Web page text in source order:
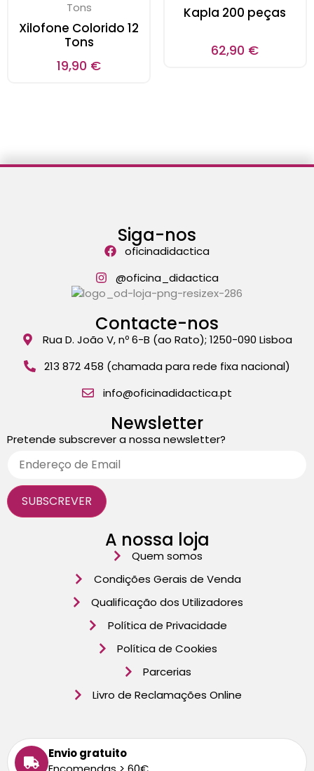
Xilofone Colorido 12
Tons
19,90 €
Kapla 200 peças
62,90 €
Siga-nos
oficinadidactica
@oficina_didactica
Contacte-nos
Rua D. João V, nº 6-B (ao Rato); 1250-090 Lisboa
213 872 458 (chamada para rede fixa nacional)
info@oficinadidactica.pt
Newsletter
Pretende subscrever a nossa newsletter?
A nossa loja
Quem somos
Condições Gerais de Venda
Qualificação dos Utilizadores
Política de Privacidade
Política de Cookies
Parcerias
Livro de Reclamações Online
Envio gratuito